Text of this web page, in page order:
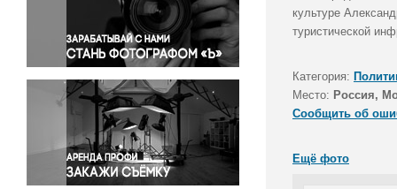
Правосудие
Происшествия и конфликты
Религия
Светская жизнь
Спорт
Экология
Экономика и бизнес
культуре
туристической
Категория:
Место: Россия,
Сообщить об
Ещё фото